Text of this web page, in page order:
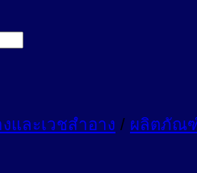
และเวชสำอาง / ผลิตภัณ